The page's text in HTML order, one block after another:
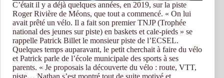
C’était il y a déjà quelques années, en 2019, sur la piste
Roger Rivière de Méons, que tout a commencé. « On lui
avait prêté un vélo. Il a fait son premier TNJP (Trophée
national des jeunes sur piste) en baskets et cale-pieds » se
rappelle Patrick Billet le monsieur piste de l’ECSEL.
Quelques temps auparavant, le petit cherchait à faire du vélo
et Patrick parle de l’école municipale des sports à ses
parents. « Je proposais la découverte du vélo : route, VTT,